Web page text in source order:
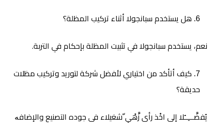
هل يستخدم سبانجولا أثناء تركيب المظلة؟
نعم، يستخدم سبانجولا في تثبيت المظلة بإحكام في التربة.
كيف أتأكد من اختياري لأفضل شركة لتوريد وتركيب مظلات
حديقة؟
يُفضَّـــِــُلا إلى اخْذ رأى زَّهْىِ ّشغيلاء فى جوده التصنیع والإضافە